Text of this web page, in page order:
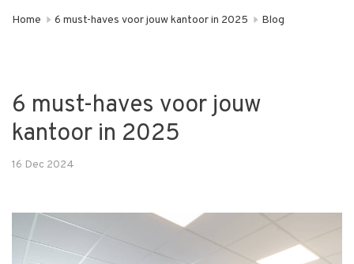
Home 6 must-haves voor jouw kantoor in 2025 Blog
6 must-haves voor jouw
kantoor in 2025
16 Dec 2024